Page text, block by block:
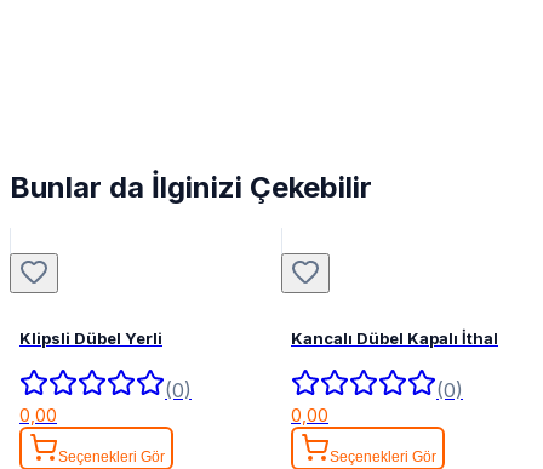
Bunlar da İlginizi Çekebilir
Klipsli Dübel Yerli
(0)
0,00
Seçenekleri Gör
Kancalı Dübel Kapalı İthal
(0)
0,00
Seçenekleri Gör